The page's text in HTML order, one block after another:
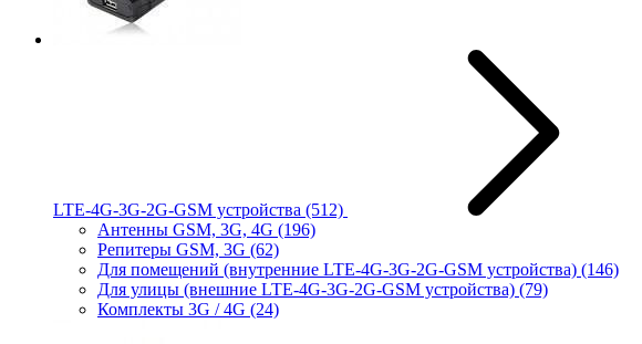
LTE-4G-3G-2G-GSM устройства (512)
Антенны GSM, 3G, 4G (196)
Репитеры GSM, 3G (62)
Для помещений (внутренние LTE-4G-3G-2G-GSM устройства) (146)
Для улицы (внешние LTE-4G-3G-2G-GSM устройства) (79)
Комплекты 3G / 4G (24)